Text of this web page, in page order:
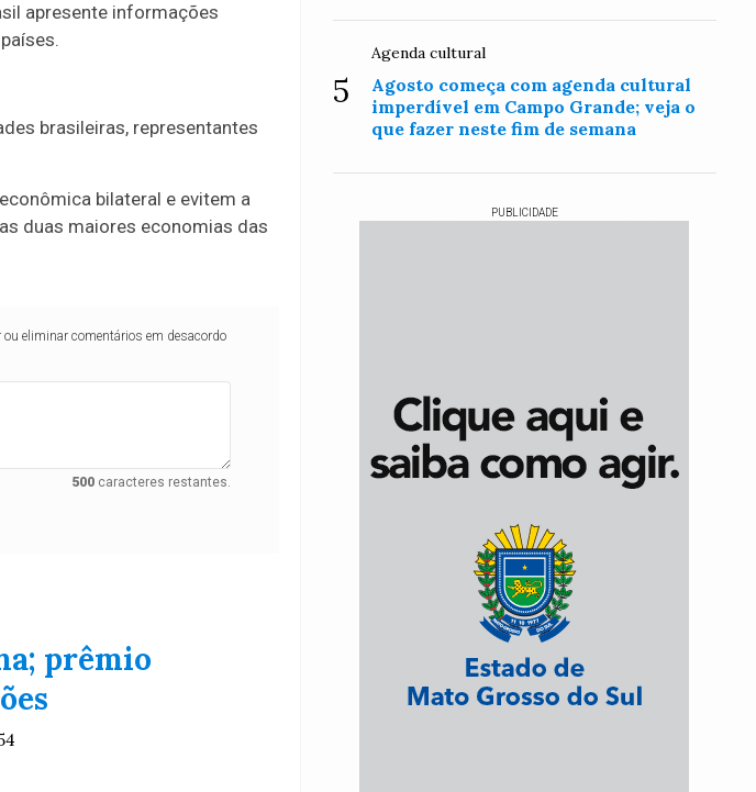
apresente informações
brasileiras, representantes
bilateral e evitem a
duas maiores economias das
ou eliminar comentários em desacordo
500caracteres restantes.
prêmio
5
Agenda cultural
Agosto começa com agenda cultural
imperdível em Campo Grande; veja o
que fazer neste fim de semana
PUBLICIDADE